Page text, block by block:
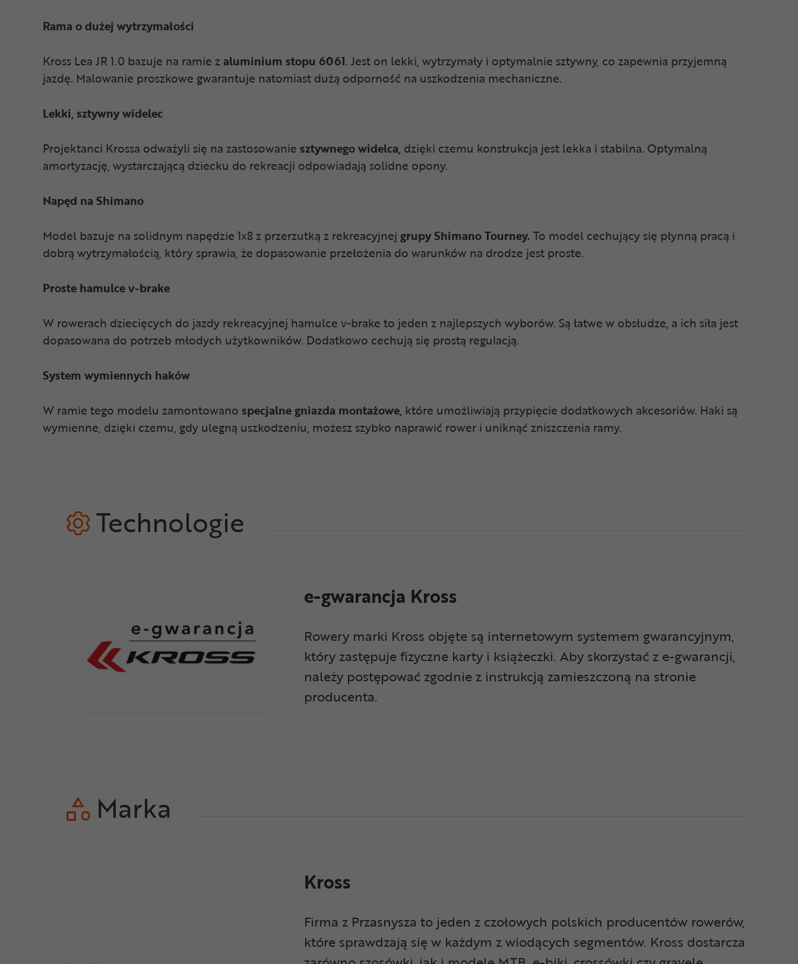
Rama o dużej wytrzymałości
Kross Lea JR 1.0 bazuje na ramie zaluminium stopu 6061. Jest on lekki, wytrzymały i optymalnie sztywny, co zapewnia przyjemną
jazdę. Malowanie proszkowe gwarantuje natomiast dużą odporność na uszkodzenia mechaniczne.
Lekki, sztywny widelec
Projektanci Krossa odważyli się na zastosowanie sztywnego widelca, dzięki czemu konstrukcja jest lekka i stabilna. Optymalną
amortyzację, wystarczającą dziecku do rekreacji odpowiadają solidne opony.
Napęd na Shimano
Model bazuje na solidnym napędzie 1x8 z przerzutką z rekreacyjnej grupy Shimano Tourney. To model cechujący się płynną pracą i
dobrą wytrzymałością, który sprawia, że dopasowanie przełożenia do warunków na drodze jest proste.
Proste hamulce v-brake
W rowerach dziecięcych do jazdy rekreacyjnej hamulce v-brake to jeden z najlepszych wyborów. Są łatwe w obsłudze, a ich siła jest
dopasowana do potrzeb młodych użytkowników. Dodatkowo cechują się prostą regulacją.
System wymiennych haków
W ramie tego modelu zamontowano specjalne gniazda montażowe, które umożliwiają przypięcie dodatkowych akcesoriów. Haki są
wymienne, dzięki czemu, gdy ulegną uszkodzeniu, możesz szybko naprawić rower i uniknąć zniszczenia ramy.
Technologie
e-gwarancja Kross
Rowery marki Kross objęte są internetowym systemem gwarancyjnym,
który zastępuje fizyczne karty i książeczki. Aby skorzystać z e-gwarancji,
należy postępować zgodnie z instrukcją zamieszczoną na stronie
producenta.
Marka
Kross
Firma z Przasnysza to jeden z czołowych polskich producentów rowerów,
które sprawdzają się w każdym z wiodących segmentów. Kross dostarcza